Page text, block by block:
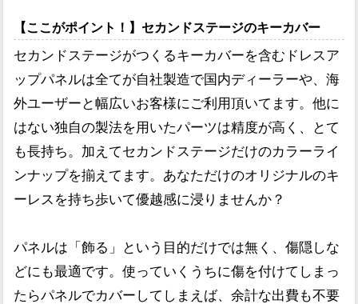
【ここがポイント！】セカンドステージのキーカバー
セカンドステージがつくるキーカバーを含むドレスア
ップパネルは全てが自社製造で国内ディーラーや、海
外ユーザーと幅広いお客様にご利用頂いてます。他に
はない独自の製法を用いたパーツは精度が高く、とて
も長持ち。加えてセカンドステージだけのカラーライ
ンナップを揃えてます。あなただけのオリジナルのキ
ーレスを持ち歩いて優越感に浸りませんか？
パネルは「飾る」という目的だけでは無く、傷隠しな
どにも最適です。使っていくうちに傷を付けてしまっ
たらパネルでカバーしてしまえば、余計な出費も不要